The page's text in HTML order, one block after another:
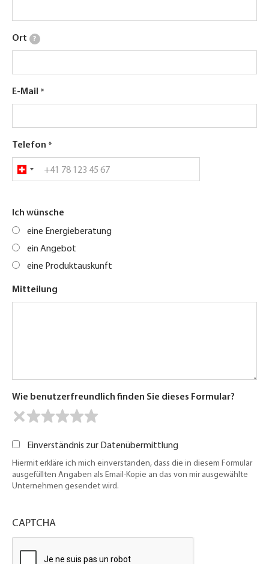
Ort ?
E-Mail
Telefon
Ich wünsche
eine Energieberatung
ein Angebot
eine Produktauskunft
Mitteilung
Wie benutzerfreundlich finden Sie dieses Formular?
Einverständnis zur Datenübermittlung
Hiermit erkläre ich mich einverstanden, dass die in diesem Formular
ausgefüllten Angaben als Email-Kopie an das von mir ausgewählte
Unternehmen gesendet wird.
CAPTCHA